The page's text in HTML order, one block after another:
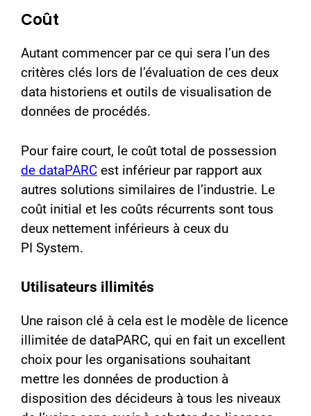
Coût
Autant commencer par ce qui sera l’un des
critères clés lors de l’évaluation de ces deux
data historiens et outils de visualisation de
données de procédés.
Pour faire court, le coût total de possession
de dataPARC est inférieur par rapport aux
autres solutions similaires de l’industrie. Le
coût initial et les coûts récurrents sont tous
deux nettement inférieurs à ceux du
PI System.
Utilisateurs illimités
Une raison clé à cela est le modèle de licence
illimitée de dataPARC, qui en fait un excellent
choix pour les organisations souhaitant
mettre les données de production à
disposition des décideurs à tous les niveaux